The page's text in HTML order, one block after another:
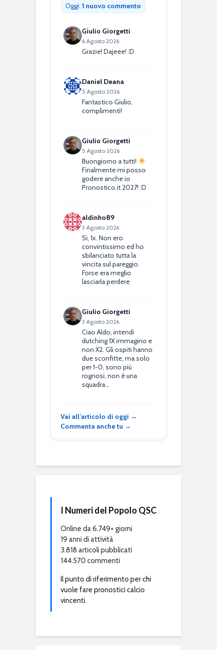
Oggi: 1 nuovo commento
Giulio Giorgetti
6 Agosto 2026
Grazie! Dajeee! :D
Daniel Deana
5 Agosto 2026
Fantastico Giulio,
complimenti!
Giulio Giorgetti
5 Agosto 2026
Buongiorno a tutti!
Finalmente mi posso
godere anche io
Pronostico.it 2027! :D
aldinho89
3 Agosto 2026
Si, 1x. Non ero
convintissimo ed ho
sbilanciato tutta la
vincita sul pareggio.
Forse era meglio
lasciarla perdere
Giulio Giorgetti
3 Agosto 2026
Ciao Aldo, intendi
dutching 1X immagino e
non X2. Gli ospiti hanno
due sconfitte, ma solo
per 1-0, sono più
rognosi, non è una
squadra…
Vai all’articolo di oggi →
Commenta anche tu →
I Numeri del Popolo QSC
Online da 6.749+ giorni
19 anni di attività
3.818 articoli pubblicati
144.570 commenti
Il punto di riferimento per chi
vuole fare pronostici calcio
vincenti.